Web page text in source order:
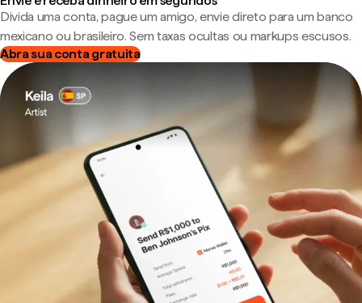
Divida uma conta, pague um amigo, envie direto para um banco
mexicano ou brasileiro. Sem taxas ocultas ou markups escusos.
Abra sua conta gratuita